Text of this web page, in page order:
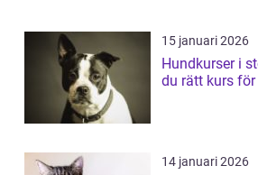
15 januari 2026
Hundkurser i
du rätt kurs
14 januari 2026